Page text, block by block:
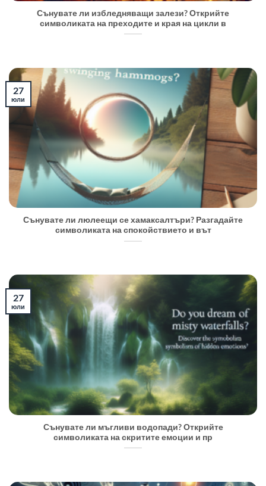
Сънувате ли избледняващи залези? Открийте
символиката на преходите и края на цикли в
Сънувате ли люлеещи се хамаксалтъри? Разгадайте
символиката на спокойствието и вът
27
юли
Сънувате ли мъгливи водопади? Открийте
символиката на скритите емоции и пр
27
юли